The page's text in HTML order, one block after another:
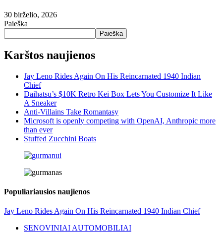
30 birželio, 2026
Paieška
Paieška
Karštos naujienos
Jay Leno Rides Again On His Reincarnated 1940 Indian
Chief
Daihatsu’s $10K Retro Kei Box Lets You Customize It Like
A Sneaker
Anti-Villains Take Romantasy
Microsoft is openly competing with OpenAI, Anthropic more
than ever
Stuffed Zucchini Boats
Populiariausios naujienos
Jay Leno Rides Again On His Reincarnated 1940 Indian Chief
SENOVINIAI AUTOMOBILIAI